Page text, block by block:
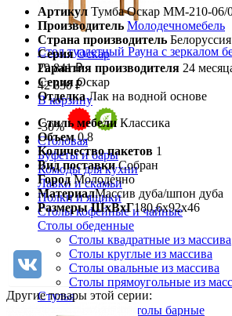
Стол туалетный Рауна с зеркалом
29 841 ₽
42 630 ₽
В корзину
-30%
Столовая
Буфеты и бары
Комоды для кухни
Лавки и скамьи
Полки и ящики
Столы кофейные и чайные
Столы обеденные
Столы квадратные из массива
Столы круглые из массива
Столы овальные из массива
Столы прямоугольные из
Стулья
Стулья барные и столы барные
Артикул Тумба Оскар ММ-210-06/
Производитель Молодечномебель
Страна производитель Белоруссия
Серия Оскар
Гарантия производителя 24
Серия Оскар
Отделка Лак на водной основе
Стиль мебели Классика
Объем 0.8
Количество пакетов 1
Вид поставки Собран
Город Молодечно
МатериалМассив дуба/шпон дуба
Размеры ШхВхГ180,6х92х46
Другие товары этой серии: